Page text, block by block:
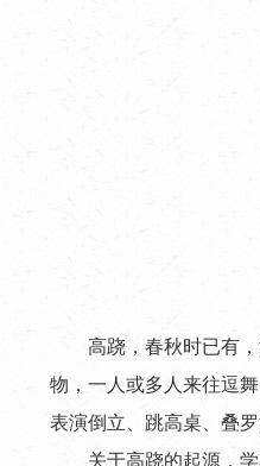
高跷，春秋时已有，汉
物，一人或多人来往逗
表演倒立、跳高桌、叠罗
关于高跷的起源，学